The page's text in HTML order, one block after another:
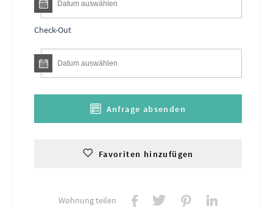
Check-Out
Anfrage absenden
Favoriten hinzufügen
Wohnung teilen